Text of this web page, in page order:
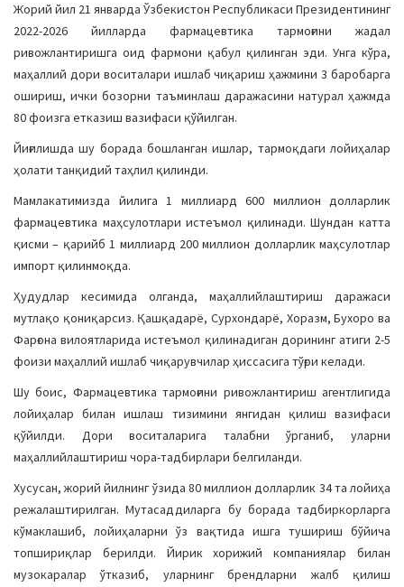
i
g
a
t
i
o
n
Жорий йил 21 январда Ўзбекистон Республикаси Президентининг
2022-2026 йилларда фармацевтика тармоғини жадал
ривожлантиришга оид фармони қабул қилинган эди. Унга кўра,
маҳаллий дори воситалари ишлаб чиқариш ҳажмини 3 баробарга
ошириш, ички бозорни таъминлаш даражасини натурал ҳажмда
80 фоизга етказиш вазифаси қўйилган.
Йиғилишда шу борада бошланган ишлар, тармоқдаги лойиҳалар
ҳолати танқидий таҳлил қилинди.
Мамлакатимизда йилига 1 миллиард 600 миллион долларлик
фармацевтика маҳсулотлари истеъмол қилинади. Шундан катта
қисми – қарийб 1 миллиард 200 миллион долларлик маҳсулотлар
импорт қилинмоқда.
Ҳудудлар кесимида олганда, маҳаллийлаштириш даражаси
мутлақо қониқарсиз. Қашқадарё, Сурхондарё, Хоразм, Бухоро ва
Фарғона вилоятларида истеъмол қилинадиган дорининг атиги 2-5
фоизи маҳаллий ишлаб чиқарувчилар ҳиссасига тўғри келади.
Шу боис, Фармацевтика тармоғини ривожлантириш агентлигида
лойиҳалар билан ишлаш тизимини янгидан қилиш вазифаси
қўйилди. Дори воситаларига талабни ўрганиб, уларни
маҳаллийлаштириш чора-тадбирлари белгиланди.
Хусусан, жорий йилнинг ўзида 80 миллион долларлик 34 та лойиҳа
режалаштирилган. Мутасаддиларга бу борада тадбиркорларга
кўмаклашиб, лойиҳаларни ўз вақтида ишга тушириш бўйича
топшириқлар берилди. Йирик хорижий компаниялар билан
музокаралар ўтказиб, уларнинг брендларни жалб қилиш